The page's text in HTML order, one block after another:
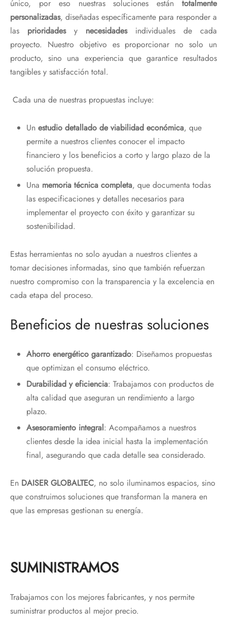
único, por eso nuestras soluciones están totalmente
personalizadas, diseñadas específicamente para responder a
las prioridadesy necesidadesindividuales de cada
proyecto. Nuestro objetivo es proporcionar no solo un
producto, sino una experiencia que garantice resultados
tangibles y satisfacción total.
Cada una de nuestras propuestas incluye:
Un estudio detallado de viabilidad económica, que
permite a nuestros clientes conocer el impacto
financiero y los beneficios a corto y largo plazo de la
solución propuesta.
Una memoria técnica completa, que documenta todas
las especificaciones y detalles necesarios para
implementar el proyecto con éxito y garantizar su
sostenibilidad.
Estas herramientas no solo ayudan a nuestros clientes a
tomar decisiones informadas, sino que también refuerzan
nuestro compromiso con la transparencia y la excelencia en
cada etapa del proceso.
Beneficios de nuestras soluciones
Ahorro energético garantizado: Diseñamos propuestas
que optimizan el consumo eléctrico.
Durabilidad y eficiencia: Trabajamos con productos de
alta calidad que aseguran un rendimiento a largo
plazo.
Asesoramiento integral: Acompañamos a nuestros
clientes desde la idea inicial hasta la implementación
final, asegurando que cada detalle sea considerado.
En DAISER GLOBALTEC, no solo iluminamos espacios, sino
que construimos soluciones que transforman la manera en
que las empresas gestionan su energía.
SUMINISTRAMOS
Trabajamos con los mejores fabricantes, y nos permite
suministrar productos al mejor precio.